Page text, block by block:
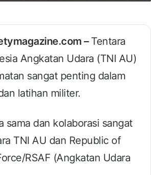
– Tentara
Angkatan Udara (TNI AU)
sangat penting dalam
latihan militer.
sama dan kolaborasi sangat
TNI AU dan Republic of
RSAF (Angkatan Udara